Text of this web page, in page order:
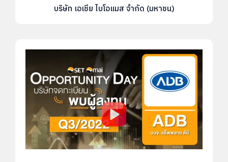
บริษัท เอเชีย ไบโอแมส จำกัด (มหาชน)